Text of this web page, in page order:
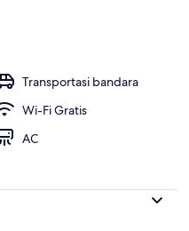
Transportasi bandara
Wi-Fi Gratis
AC